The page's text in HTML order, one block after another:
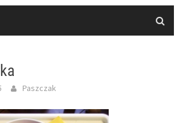
Paszczak